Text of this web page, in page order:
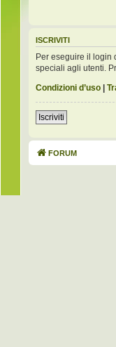
ISCRIVITI
Per eseguire il login
speciali agli utenti.
Condizioni d’uso |
Iscriviti
FORUM